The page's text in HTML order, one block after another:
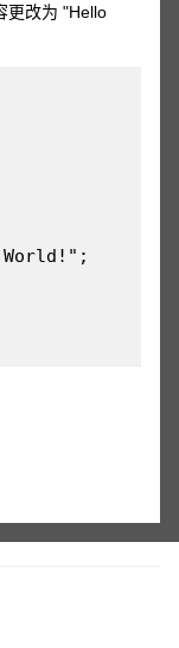
更改为 "Hello
World!";